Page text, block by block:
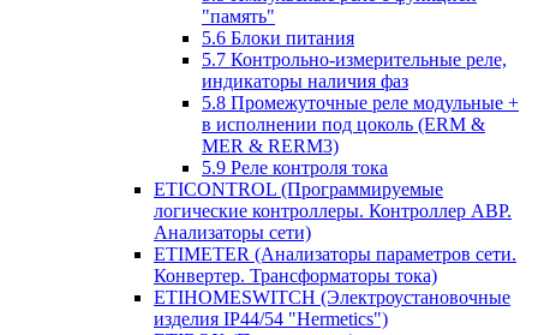
"память"
5.6 Блоки питания
5.7 Контрольно-измерительные реле,
индикаторы наличия фаз
5.8 Промежуточные реле модульные +
в исполнении под цоколь (ERM &
MER & RERM3)
5.9 Реле контроля тока
ETICONTROL (Программируемые
логические контроллеры. Контроллер АВР.
Анализаторы сети)
ETIMETER (Анализаторы параметров сети.
Конвертер. Трансформаторы тока)
ETIHOMESWITCH (Электроустановочные
изделия IP44/54 "Hermetics")